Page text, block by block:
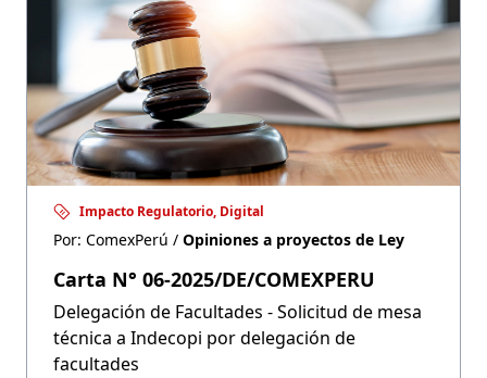
Impacto Regulatorio, Digital
Por: ComexPerú / Opiniones a proyectos de Ley
Carta N° 06-2025/DE/COMEXPERU
Delegación de Facultades - Solicitud de mesa
técnica a Indecopi por delegación de
facultades